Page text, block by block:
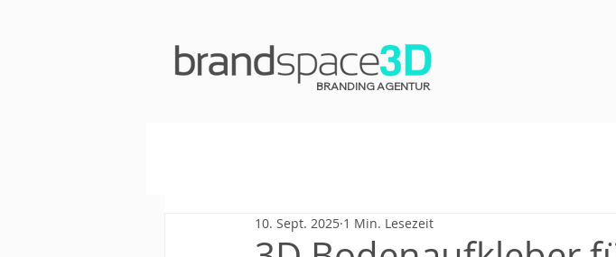
BRANDING AGENTUR
10. Sept. 2025 1 Min. Lesezeit